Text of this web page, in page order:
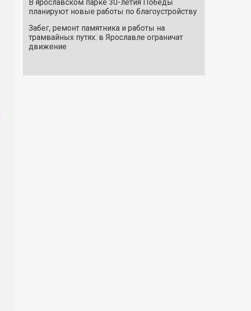
В ярославском парке 30-летия Победы
планируют новые работы по благоустройству
Забег, ремонт памятника и работы на
трамвайных путях: в Ярославле ограничат
движение